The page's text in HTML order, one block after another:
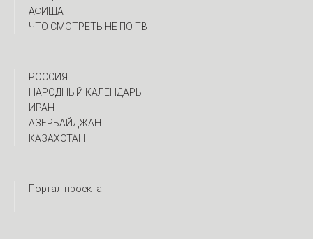
АФИША
ЧТО СМОТРЕТЬ НЕ ПО ТВ
РОССИЯ
НАРОДНЫЙ КАЛЕНДАРЬ
ИРАН
АЗЕРБАЙДЖАН
КАЗАХСТАН
Портал проекта